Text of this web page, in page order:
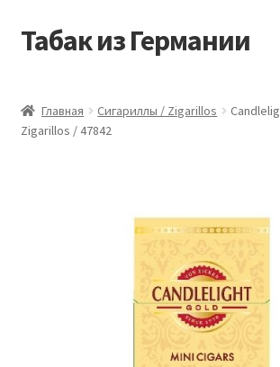
Перейти
Перейти
Табак из Германии
Аккаунт
Главная Сигариллы / Zigarillos
Zigarillos / 47842